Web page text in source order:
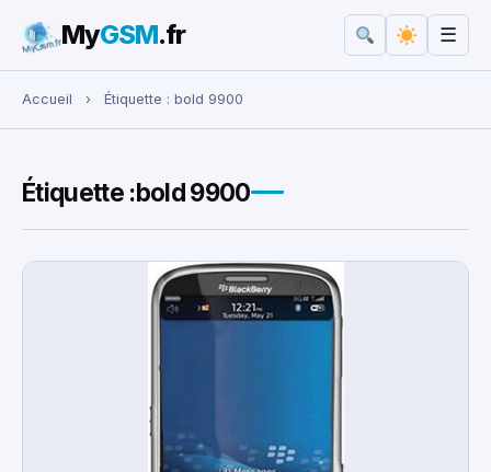
Rechercher :
MyGSM.fr ☰
Accueil › Étiquette : bold 9900
Étiquette :bold 9900